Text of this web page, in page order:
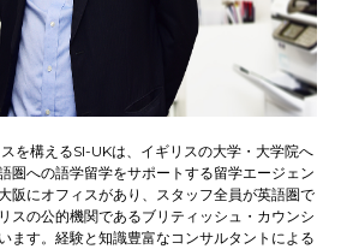
を構えるSI-UKは、イギリスの大学・大学院へ
圏への語学留学をサポートする留学エージェン
阪にオフィスがあり、スタッフ全員が英語圏で
スの公的機関であるブリティッシュ・カウンシ
ます。経験と知識豊富なコンサルタントによる